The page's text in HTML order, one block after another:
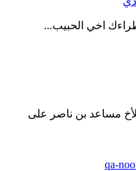
اخي الحبيب...
مساعد بن ناصر على